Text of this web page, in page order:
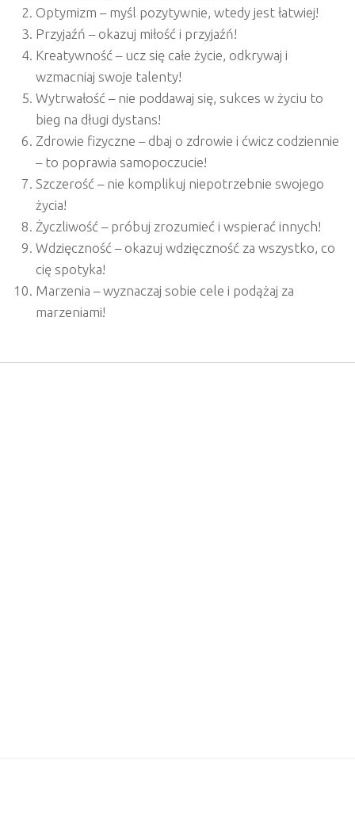
Optymizm – myśl pozytywnie, wtedy jest łatwiej!
Przyjaźń –okazuj miłość i przyjaźń!
Kreatywność – ucz się całe życie, odkrywaj i
wzmacniaj swoje talenty!
Wytrwałość – nie poddawaj się, sukces w życiu to
bieg na długi dystans!
Zdrowie fizyczne – dbaj o zdrowie i ćwicz codziennie
– to poprawia samopoczucie!
Szczerość – nie komplikuj niepotrzebnie swojego
życia!
Życzliwość – próbuj zrozumieć i wspierać innych!
Wdzięczność –okazuj wdzięczność za wszystko, co
cię spotyka!
Marzenia –wyznaczaj sobie cele i podążaj za
marzeniami!